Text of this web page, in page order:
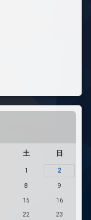
土 日
1 2
8 9
15 16
22 23